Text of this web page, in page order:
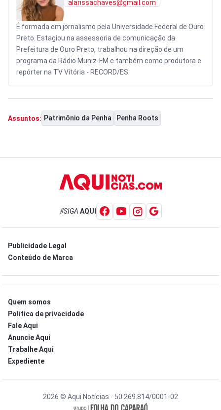
alarissachaves@gmail.com
É formada em jornalismo pela Universidade Federal de Ouro
Preto. Estagiou na assessoria de comunicação da
Prefeitura de Ouro Preto, trabalhou na direção de um
programa da Rádio Muniz-FM e também como produtora e
repórter na TV Vitória - RECORD/ES.
Assuntos: Patrimônio da Penha Penha Roots
#SIGA AQUI
Publicidade Legal
Conteúdo de Marca
Quem somos
Política de privacidade
Fale Aqui
Anuncie Aqui
Trabalhe Aqui
Expediente
2026 © Aqui Notícias - 50.269.814/0001-02